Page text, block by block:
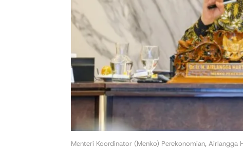
Menteri Koordinator (Menko) Perekonomian, Airlangga